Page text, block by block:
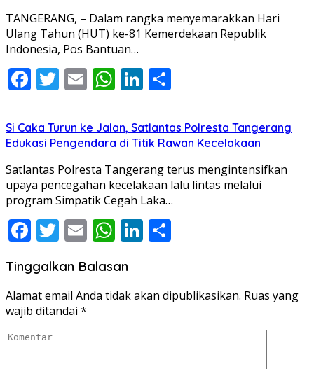
TANGERANG, – Dalam rangka menyemarakkan Hari
Ulang Tahun (HUT) ke-81 Kemerdekaan Republik
Indonesia, Pos Bantuan…
Facebook
Twitter
EmailWhatsApp
LinkedIn
Si Caka Turun ke Jalan, Satlantas Polresta Tangerang
Edukasi Pengendara di Titik Rawan Kecelakaan
Satlantas Polresta Tangerang terus mengintensifkan
upaya pencegahan kecelakaan lalu lintas melalui
program Simpatik Cegah Laka…
Facebook
Twitter
EmailWhatsApp
LinkedIn
Tinggalkan Balasan
Alamat email Anda tidak akan dipublikasikan. Ruas yang
wajib ditandai *